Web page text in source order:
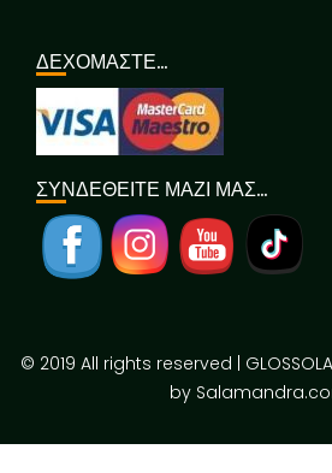
ΔΕΧΟΜΑΣΤΕ…
ΣΥΝΔΕΘΕΙΤΕ ΜΑΖΙ ΜΑΣ…
© 2019 All rights reserved |
by